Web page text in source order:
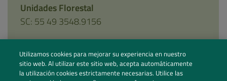
Unidades Florestal
SC: 55 49 3548.9156
Utilizamos cookies para mejorar su experiencia en nuestro
sitio web. Al utilizar este sitio web, acepta automáticamente
la utilización cookies estrictamente necesarias. Utilice las